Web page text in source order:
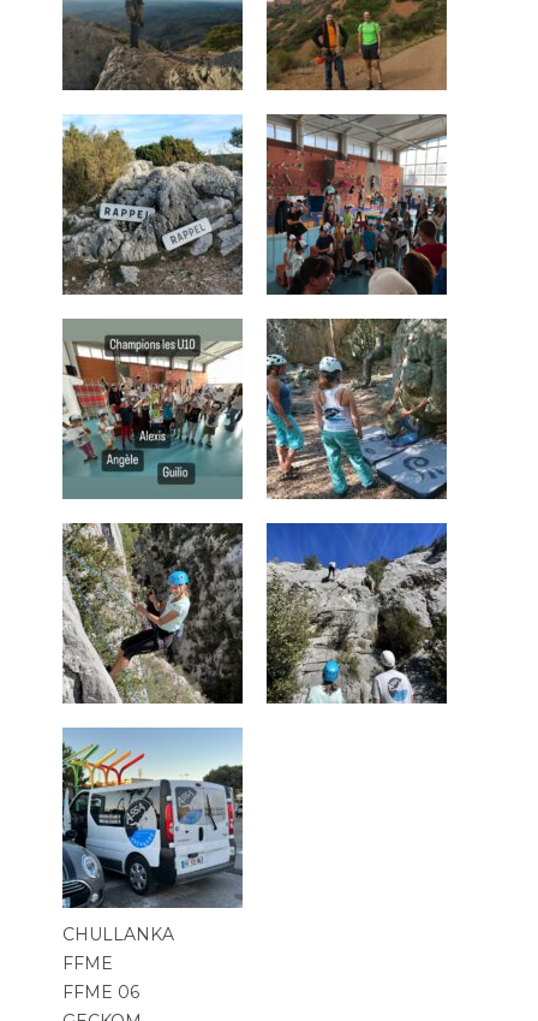
CHULLANKA
FFME
FFME 06